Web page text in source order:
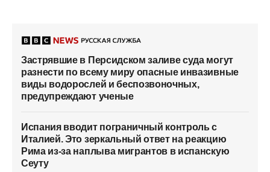
Застрявшие в Персидском заливе суда могут
разнести по всему миру опасные инвазивные
виды водорослей и беспозвоночных,
предупреждают ученые
Испания вводит пограничный контроль с
Италией. Это зеркальный ответ на реакцию
Рима из-за наплыва мигрантов в испанскую
Сеуту